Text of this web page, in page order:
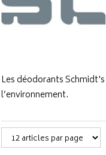
Les déodorants
l’environnement.